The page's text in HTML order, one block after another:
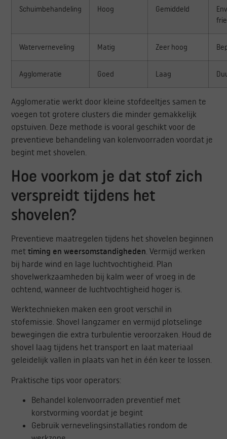
Schuimbehandeling Hoog Gemiddeld
Waterverneveling Matig Zeer hoog
Agglomeratie Goed Laag
Agglomeratie werkt door kleine stofdeeltjes samen te
voegen tot grotere clusters die minder gemakkelijk
opstuiven. Deze methode is vooral geschikt voor de
preventieve behandeling van kolenvoorraden voordat je
begint met shovelen.
Hoe voorkom je dat stof zich
verspreidt tijdens het
shovelen?
Preventieve maatregelen tijdens het shovelen beginnen
mettiming en weersomstandigheden . Vermijd werken
bij harde wind en lage luchtvochtigheid. Plan
shovelwerkzaamheden bij kalm weer of vroeg in de
ochtend, wanneer de luchtvochtigheid hoger is.
Werktechnieken maken een groot verschil in
stofemissie. Shovel langzamer en vermijd plotselinge
bewegingen die extra turbulentie veroorzaken. Houd de
shovel laag tijdens het transport en laat materiaal
geleidelijk vallen in plaats van het in één keer te lossen.
Praktische tips voor operators:
Behandel kolenvoorraden preventief met
korstvorming voordat je begint
Gebruik vernevelingsinstallaties rondom de